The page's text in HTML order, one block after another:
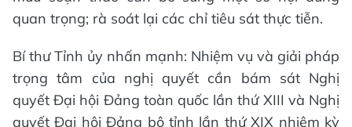
quan trọng; rà soát lại các chỉ tiêu sát thực tiễn.
Bí thư Tỉnh ủy nhấn mạnh: Nhiệm vụ và giải pháp
trọng tâm của nghị quyết cần bám sát Nghị
quyết Đại hội Đảng toàn quốc lần thứ XIII và Nghị
quyết Đại hội Đảng bộ tỉnh lần thứ XIX nhiệm kỳ